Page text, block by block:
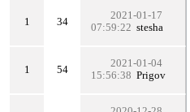
1 34
2021-01-17
07:59:22 stesha
1 54
2021-01-04
15:56:38 Prigov